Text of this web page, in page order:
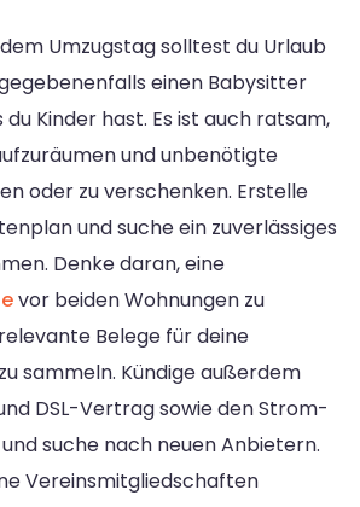
Umzugstag solltest du Urlaub
einen Babysitter
Kinder hast. Es ist auch ratsam,
und unbenötigte
oder zu verschenken. Erstelle
und suche ein zuverlässiges
Denke daran, eine
vor beiden Wohnungen zu
Belege für deine
sammeln. Kündige außerdem
DSL-Vertrag sowie den Strom-
suche nach neuen Anbietern.
Vereinsmitgliedschaften